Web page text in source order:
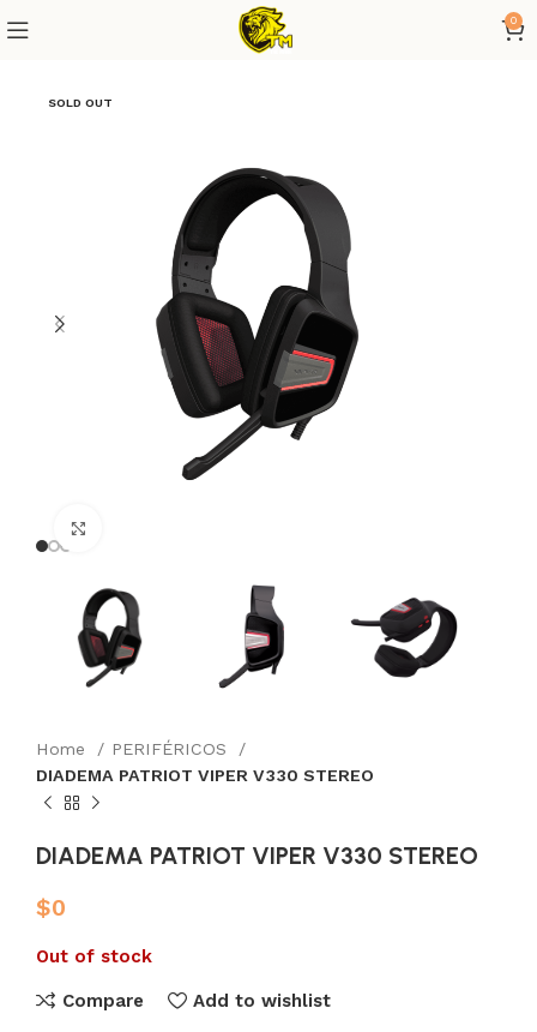
0
SOLD OUT
Home
PERIFÉRICOS
DIADEMA PATRIOT VIPER V330 STEREO
DIADEMA PATRIOT VIPER V330 STEREO
$0
Out of stock
Compare Add to wishlist